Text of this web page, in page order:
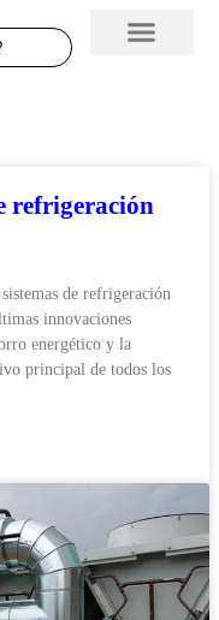
refrigeración
de refrigeración
innovaciones
energético y la
principal de todos los